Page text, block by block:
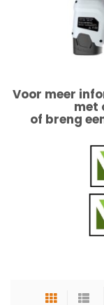
Voor meer
met
of breng